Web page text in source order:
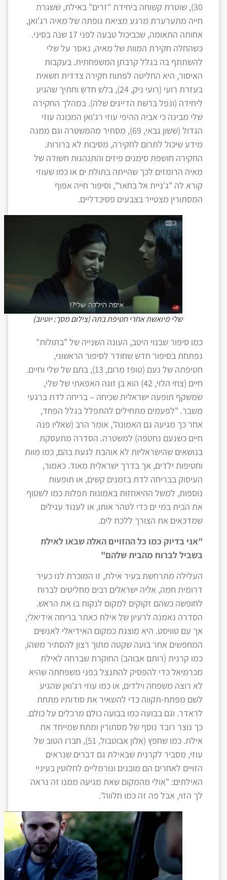
30), שוטרת קשוחה ביחידת "זרים" באילת, ששגרת
חייה מתערערת מרגע מציאת גופתה של מאיה רג'ואן,
אחותה התאומה, שכביכול טבעה לפני 17 שנה בסיני.
כשהחלה חקירת המוות של מאיה, נאסר על שלי
להשתתף בה בגלל קרבתן המשפחתית. בעקבות
האיסור, היא החליטה לפתוח חקירה צדדית חשאית
בעזרת רועי (רועי ניק, 24), בלש חדש וחתיך שהגיע
ליחידה (ונפל ברשת הדייגים שלה). במהלך החקירה
שלי מבינה כי אביה ההיפי עוזי רג'ואן המכונה עוזי
הגדול (ששון גבאי, 69), מסתיר מהמשטרה וגם ממנה
מידע שיכול לתרום לחקירה, מסיבות לא ברורות.
החקירה חושפת סימנים פיזים והתנהגות חשודה של
מאיה הרומזים לכך שהייתה בתולת ים או כמו שעוזי
קורא לה "ג'ניית אל בחאר", וסיפור חייה אפוף
המסתורין מצטייר בצבעים פסיכדליים.
שלי מיואשת אחרי חטיפת בתה (צילום מסך: יוטיוב)
כמו סיפור שבנוי היטב, העונה השנייה של "בתולות"
נפתחת בסיפור חדש שחודר לסיפור הראשוני,
חטיפתה של נעם (טופז מרום, 13), בתם של שלי וחיים.
חיים (צחי הלוי, 42) הוא בן זוגה האפאתי של שלי,
שמשקף תופעה ישראלית שכיחה – בריחה לדת ברגעי
משבר. "לפעמים מתחילים להתפלל בגלל הפחד,
אחר כך מגיעה גם האמונה", אומר הרב (שאליו פנה
חיים כשנעם נחטפה) למשטרה. הסדרה מתעסקת
בנושאים שהישראליות לא אוהבת לגעת בהם, כמו מוות
וחטיפות ילדים, אך בדרך ישראלית מאוד. כאמור,
העיסוק בבריחה לדת בזמנים קשים, או תופעות
נוספות, למשל ההיאחזות באמונות תפלות כמו לשטוף
את הבית במי ים כדי לטהר אותו, או לענוד עגילים
שמדכאים את הצורך ללכת לים.
"אני בדיוק כמו כל ההזויים האלה שבאו לאילת
בשביל לברוח מהבית שלהם"
העלילה מתרחשת בעיר אילת, זו המוכרת לנו כעיר
דרומית חמה, אליה ישראלים רבים מחליטים לברוח
לחופשה כשהם זקוקים למקום לנקות בו את הראש.
הסדרה נאמנה לרעיון של אילת כאתר בריחה אידיאלי,
אך עם טוויסט. היא מוצגת כמקום האידיאלי לאנשים
המחפשים אחר בועה שקטה מתוך רצון להסתיר משהו,
כמו קרנית (רותם אבוהב) החוקרת שברחה לאילת
מכרמיאל כדי להפסיק להתנצל בפני משפחתה שהיא
לא רוצה משפחה וילדים, או כמו עוזי רג'ואן שהגיע
לשם מפתח-תקווה כדי להשאיר את סודותיו מתחת
לראדר. וגם בבועה כמו בבועה כולם מרכלים על כולם.
כך נוצר רובד נוסף של מסתורין ומתח שמייחד את
אילת. כמו שחפץ (אלון אבוטבול, 51), חברו הטוב של
עוזי, מסביר לקרנית שבאילת גם דברים שנראים
הזויים לאחרים הם מובנים ונורמליים לחלוטין בעיניי
האילתים: "אולי מהמקום שאת מגיעה ממנו זה נראה
לך הזוי, אבל פה זה כמו חלווה".